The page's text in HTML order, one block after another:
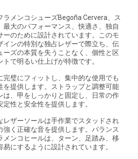
ラメンコシューズBegoña Cervera、ス
最大のパフォーマンス、快適さ、独自
ーのために設計されています。このモ
インの特別な独占レザーで際立ち、伝
ーズの本質を失うことなく、個性と区
で明るい仕上げが特徴です。
完璧にフィットし、集中的な使用でも
を提供します。ストラップと調整可能
は、甲をしっかりと固定し、日常の作
性と安全性を提供します。
レザーソールは手作業でスタッドされ
強く正確な音を提供します。バランス
メンコヒールは、ターン、足踏み、移
にするように設計されています。